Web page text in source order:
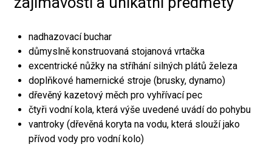
nadhazovací buchar
důmyslně konstruovaná stojanová vrtačka
excentrické nůžky na stříhání silných plátů železa
doplňkové hamernické stroje (brusky, dynamo)
dřevěný kazetový měch pro vyhřívací pec
čtyři vodní kola, která výše uvedené uvádí do pohybu
vantroky (dřevěná koryta na vodu, která slouží jako
přívod vody pro vodní kolo)